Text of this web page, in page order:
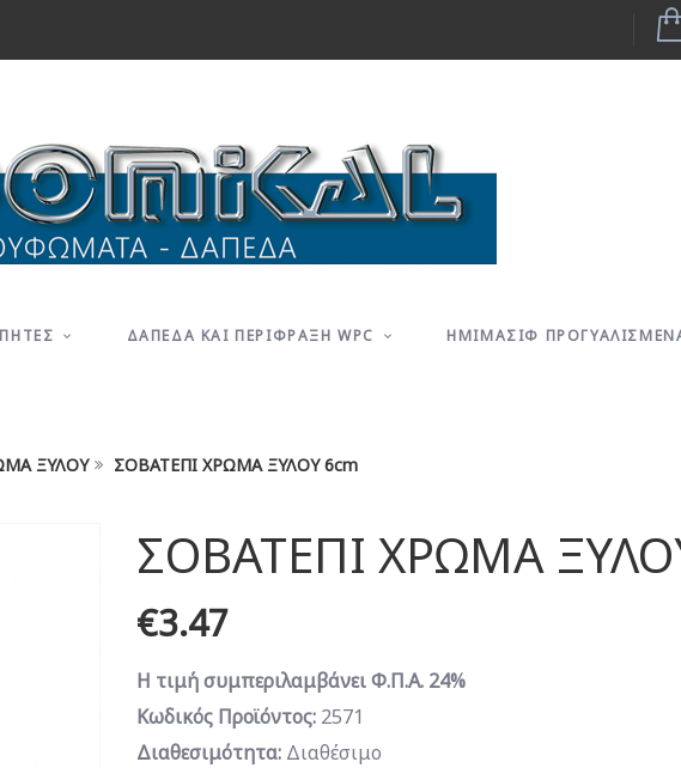
ΔΑΠΕΔΑ ΚΑΙ ΠΕΡΙΦΡΑΞΗ WPC
ΗΜΙΜΑΣΙΦ
ΞΥΛΟΥ ΣΟΒΑΤΕΠΙ ΧΡΩΜΑ ΞΥΛΟΥ 6cm
ΣΟΒΑΤΕΠΙ ΧΡΩΜΑ
€3.47
Η τιμή συμπεριλαμβάνει Φ.Π.Α. 24%
Κωδικός Προϊόντος: 2571
Διαθεσιμότητα: Διαθέσιμο